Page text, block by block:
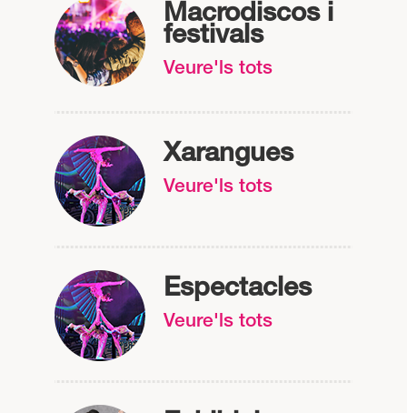
Macrodiscos i
festivals
Veure'ls tots
Xarangues
Veure'ls tots
Espectacles
Veure'ls tots